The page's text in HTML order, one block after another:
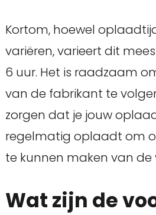
Kortom, hoewel
variëren, varieert dit
6 uur. Het is raadzaam
van de fabrikant te
zorgen dat je jouw
regelmatig oplaadt om
te kunnen maken van de
Wat zijn de